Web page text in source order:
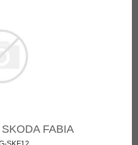
SKODA FABIA